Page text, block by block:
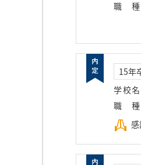
職種
15年
学校名
職種